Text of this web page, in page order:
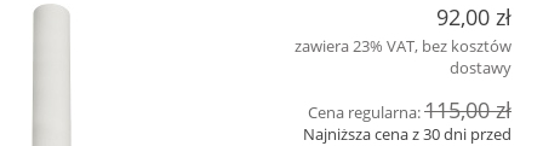
92,00 zł
zawiera 23% VAT, bez kosztów
dostawy
Cena regularna:115,00 zł
Najniższa cena z 30 dni przed